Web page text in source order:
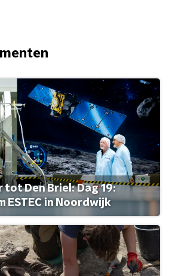
tot Den Briel: Dag 19:
ESTEC in Noordwijk